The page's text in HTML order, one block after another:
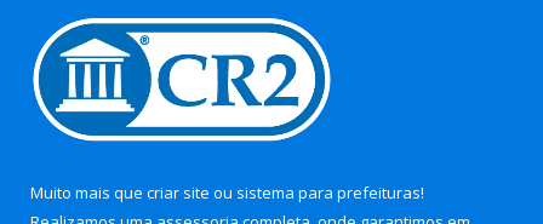
Muito mais que criar site ou sistema para prefeituras!